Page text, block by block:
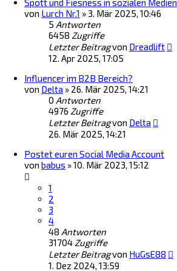
Spott und Fiesness in sozialen Medien
von Lurch Nr.1 » 3. Mär 2025, 10:46
5 Antworten
6458 Zugriffe
Letzter Beitragvon Dreadlift
12. Apr 2025, 17:05
Influencer im B2B Bereich?
von Delta » 26. Mär 2025, 14:21
0 Antworten
4976 Zugriffe
Letzter Beitragvon Delta
26. Mär 2025, 14:21
Postet euren Social Media Account
von babus »10. Mär 2023, 15:12
1
2
3
4
48 Antworten
31704 Zugriffe
Letzter Beitragvon HuGsE88
1. Dez 2024, 13:59